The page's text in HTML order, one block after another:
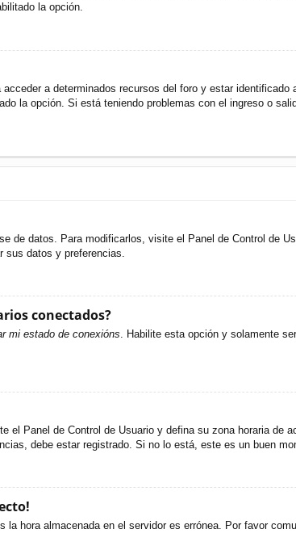
la opción.
a determinados recursos del foro y estar
la opción. Si está teniendo problemas con el ingreso o
datos. Para modificarlos, visite el Panel de Control de
datos y preferencias.
conectados?
mi estado de conexións. Habilite esta opción y solamente
Panel de Control de Usuario y defina su zona horaria de
debe estar registrado. Si no lo está, este es un buen
hora almacenada en el servidor es errónea. Por favor